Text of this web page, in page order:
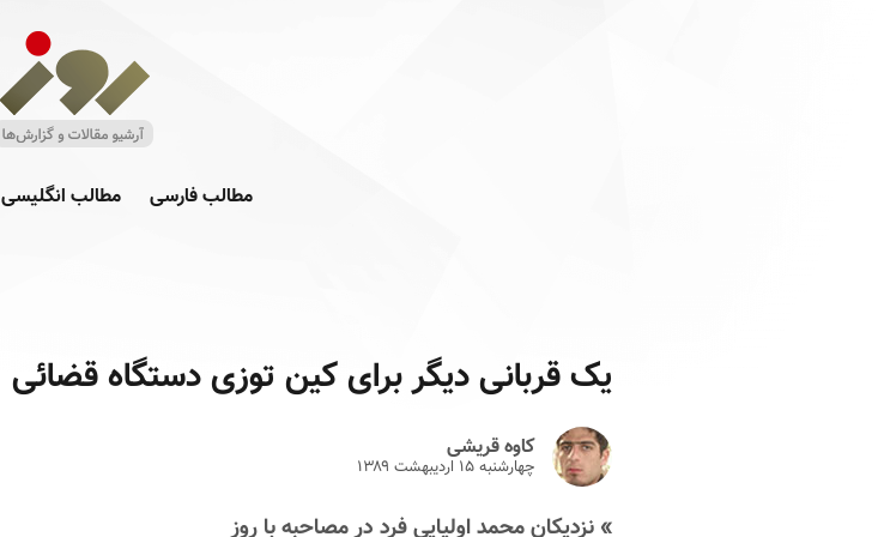
مطالب فارسی مطالب انگلیسی
یک قربانی دیگر برای کین توزی دستگاه قضائی
کاوه قریشی
چهارشنبه ۱۵ ارديبهشت ۱۳۸۹
» نزدیکان محمد اولیایی فرد در مصاحبه با روز